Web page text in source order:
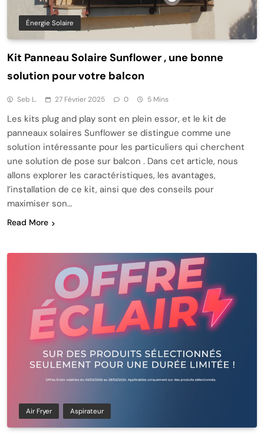
Énergie Solaire
Kit Panneau Solaire Sunflower , une bonne
solution pour votre balcon
Seb L. 27 Février 2025 0 5 Mins
Les kits plug and play sont en plein essor, et le kit de
panneaux solaires Sunflower se distingue comme une
solution intéressante pour les particuliers qui cherchent
une solution de pose sur balcon . Dans cet article, nous
allons explorer les caractéristiques, les avantages,
l’installation de ce kit, ainsi que des conseils pour
maximiser son…
Read More
Air Fryer Aspirateur